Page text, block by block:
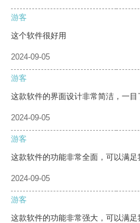
游客
这个软件很好用
2024-09-05
游客
这款软件的界面设计非常简洁，一目
2024-09-05
游客
这款软件的功能非常全面，可以满足
2024-09-05
游客
这款软件的功能非常强大，可以满足